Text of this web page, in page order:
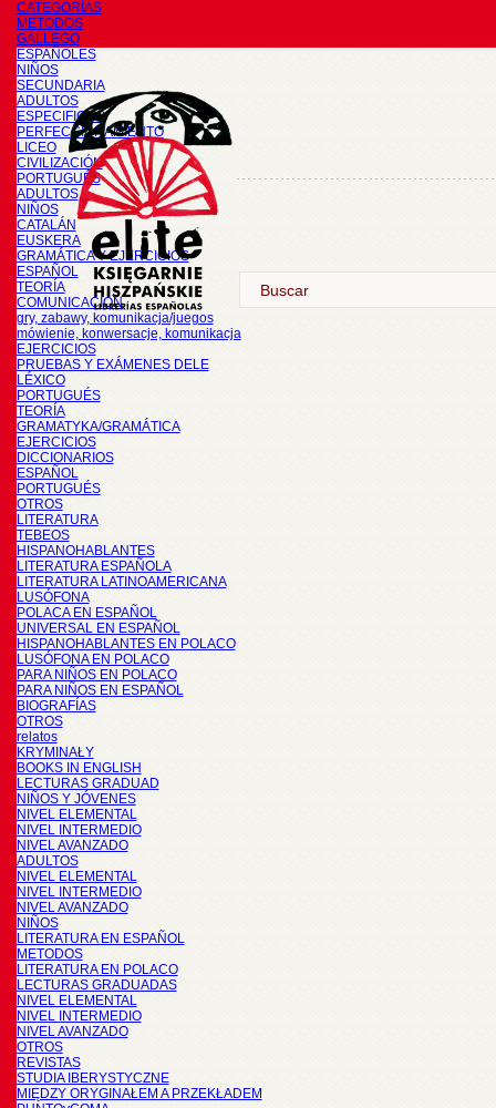
CATEGORÍAS
METODOS
GALLEGO
ESPAÑOLES
NIÑOS
SECUNDARIA
ADULTOS
ESPECIFICOS
PERFECCIONAMIENTO
LICEO
CIVILIZACIÓN
PORTUGUÉS
ADULTOS
NIÑOS
CATALÁN
EUSKERA
GRAMÁTICA Y EJERCICIOS
ESPAÑOL
TEORÍA
COMUNICACIÓN
gry, zabawy, komunikacja/juegos
mówienie, konwersacje, komunikacja
EJERCICIOS
PRUEBAS Y EXÁMENES DELE
LÉXICO
PORTUGUÉS
TEORÍA
GRAMATYKA/GRAMÁTICA
EJERCICIOS
DICCIONARIOS
ESPAÑOL
PORTUGUÉS
OTROS
LITERATURA
TEBEOS
HISPANOHABLANTES
LITERATURA ESPAÑOLA
LITERATURA LATINOAMERICANA
LUSÓFONA
POLACA EN ESPAÑOL
UNIVERSAL EN ESPAÑOL
HISPANOHABLANTES EN POLACO
LUSÓFONA EN POLACO
PARA NIÑOS EN POLACO
PARA NIÑOS EN ESPAÑOL
BIOGRAFÍAS
OTROS
relatos
KRYMINAŁY
BOOKS IN ENGLISH
LECTURAS GRADUAD
NIÑOS Y JÓVENES
NIVEL ELEMENTAL
NIVEL INTERMEDIO
NIVEL AVANZADO
ADULTOS
NIVEL ELEMENTAL
NIVEL INTERMEDIO
NIVEL AVANZADO
NIÑOS
LITERATURA EN ESPAÑOL
METODOS
LITERATURA EN POLACO
LECTURAS GRADUADAS
NIVEL ELEMENTAL
NIVEL INTERMEDIO
NIVEL AVANZADO
OTROS
REVISTAS
STUDIA IBERYSTYCZNE
MIĘDZY ORYGINAŁEM A PRZEKŁADEM